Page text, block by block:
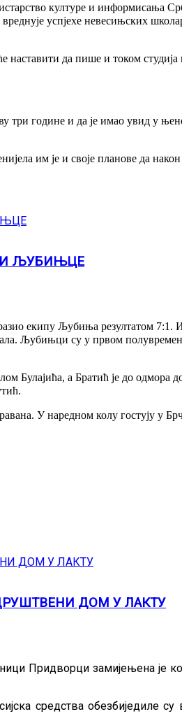
културе и информисања
успјехе невесињских
наставити да пише и током
године и да је имао увид у
им је и своје планове да
ЉУБИЊЦЕ
екипу Љубиња резултатом 7:1.
Љубињци су у првом
Булајића, а Братић је до
У наредном колу гостују у
ДОМ У ЛАКТУ
Придворци замијењена је
средства обезбиједиле